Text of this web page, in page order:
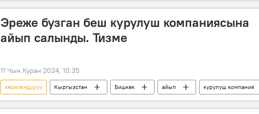
Эреже бузган беш курулуш компаниясына
айып салынды. Тизме
11 Чын Куран 2024, 10:35
көрктөндүрүү Кыргызстан Бишкек айып курулуш компания